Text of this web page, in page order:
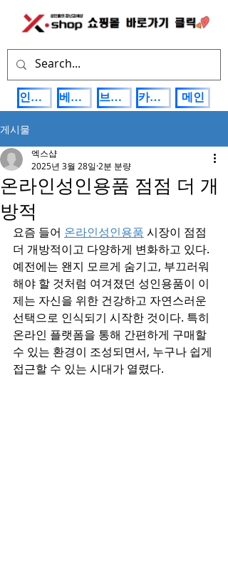
인기상품 베스트제품 브랜드관 카테고리 메인
게시물
온라인성인용품 점점 더 개
방적
엑스샵
2025년 3월 28일 2분 분량
요즘 들어 온라인성인용품 시장이 점점
더 개방적이고 다양하게 변화하고 있다.
예전에는 왠지 모르게 숨기고, 부끄러워
해야 할 것처럼 여겨졌던 성인용품이 이
제는 자신을 위한 건강하고 자연스러운
선택으로 인식되기 시작한 것이다. 특히
온라인 플랫폼을 통해 간편하게 구매할
수 있는 환경이 조성되면서, 누구나 쉽게
접근할 수 있는 시대가 열렸다.